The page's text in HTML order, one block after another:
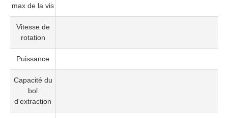
max de la vis
Vitesse de
rotation
Puissance
Capacité du
bol
d'extraction